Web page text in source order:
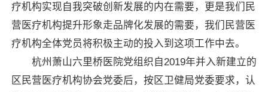
疗机构实现自我突破创新发展的内在需要，更是我们民
营医疗机构提升形象走品牌化发展的需要，我们民营医
疗机构全体党员将积极主动的投入到这项工作中去。
杭州萧山六里桥医院党组织自2019年并入新建立的
区民营医疗机构协会党委后，按区卫健局党委要求，认